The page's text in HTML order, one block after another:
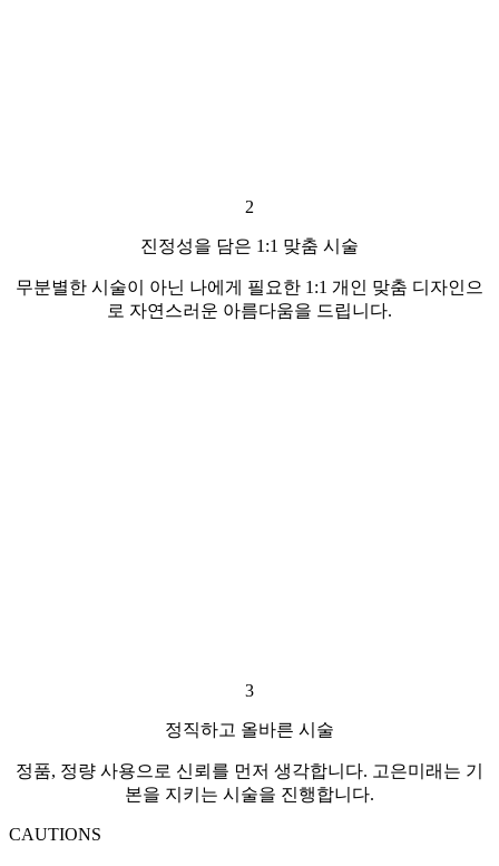
2
진정성을 담은 1:1 맞춤 시술
무분별한 시술이 아닌 나에게 필요한 1:1 개인 맞춤 디자인으
로 자연스러운 아름다움을 드립니다.
3
정직하고 올바른 시술
정품, 정량 사용으로 신뢰를 먼저 생각합니다. 고은미래는 기
본을 지키는 시술을 진행합니다.
CAUTIONS